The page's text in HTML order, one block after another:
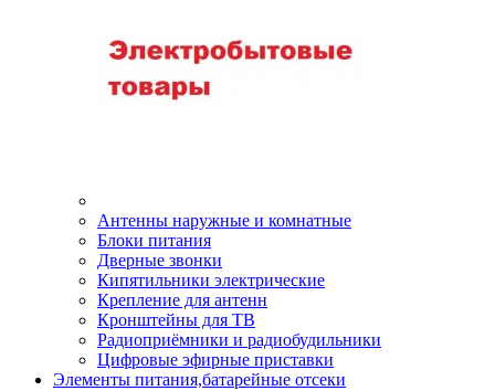
Антенны наружные и комнатные
Блоки питания
Дверные звонки
Кипятильники электрические
Крепление для антенн
Кронштейны для ТВ
Радиоприёмники и радиобудильники
Цифровые эфирные приставки
Элементы питания,батарейные отсеки